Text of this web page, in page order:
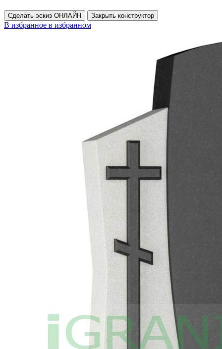
Сделать эскиз ОНЛАЙН Закрыть конструктор
В избранное в избранном